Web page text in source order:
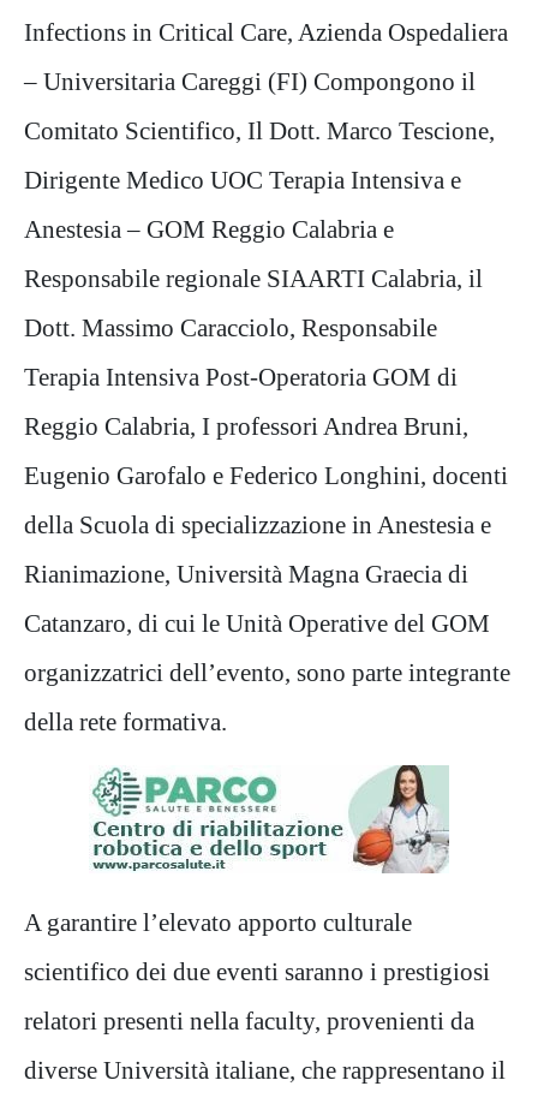
Infections in Critical Care, Azienda Ospedaliera
– Universitaria Careggi (FI) Compongono il
Comitato Scientifico, Il Dott. Marco Tescione,
Dirigente Medico UOC Terapia Intensiva e
Anestesia – GOM Reggio Calabria e
Responsabile regionale SIAARTI Calabria, il
Dott. Massimo Caracciolo, Responsabile
Terapia Intensiva Post-Operatoria GOM di
Reggio Calabria, I professori Andrea Bruni,
Eugenio Garofalo e Federico Longhini, docenti
della Scuola di specializzazione in Anestesia e
Rianimazione, Università Magna Graecia di
Catanzaro, di cui le Unità Operative del GOM
organizzatrici dell’evento, sono parte integrante
della rete formativa.
A garantire l’elevato apporto culturale
scientifico dei due eventi saranno i prestigiosi
relatori presenti nella faculty, provenienti da
diverse Università italiane, che rappresentano il